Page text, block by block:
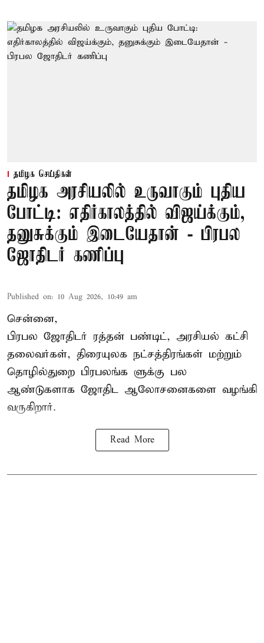
தமிழக செய்திகள்
தமிழக அரசியலில் உருவாகும் புதிய
போட்டி: எதிர்காலத்தில் விஜய்க்கும்,
தனுசுக்கும் இடையேதான் - பிரபல
ஜோதிடர் கணிப்பு
Published on: 10 Aug 2026, 10:49 am
சென்னை,
பிரபல ஜோதிடர் ரத்தன் பண்டிட், அரசியல் கட்சி
தலைவர்கள், திரையுலக நட்சத்திரங்கள் மற்றும்
தொழில்துறை பிரபலங்க ளுக்கு பல
ஆண்டுகளாக ஜோதிட ஆலோசனைகளை வழங்கி
வருகிறார்.
Read More